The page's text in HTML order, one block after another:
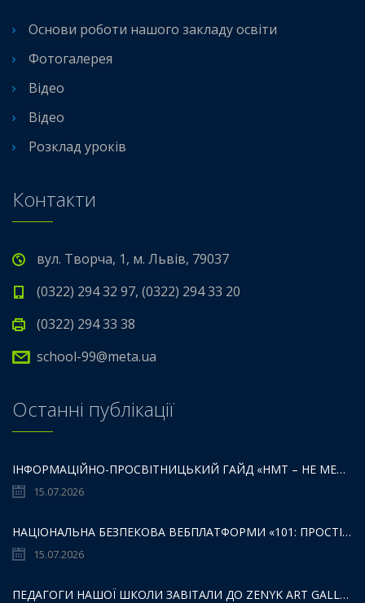
Основи роботи нашого закладу освіти
Фотогалерея
Відео
Відео
Розклад уроків
Контакти
вул. Творча, 1, м. Львів, 79037
(0322) 294 32 97, (0322) 294 33 20
(0322) 294 33 38
school-99@meta.ua
Останні публікації
ІНФОРМАЦІЙНО-ПРОСВІТНИЦЬКИЙ ГАЙД «НМТ – НЕ МЕЖА ТВОЇХ МОЖЛИВОСТЕЙ».
15.07.2026
НАЦІОНАЛЬНА БЕЗПЕКОВА ВЕБПЛАТФОРМИ «101: ПРОСТІР БЕЗПЕКИ ДЛЯ ДІТЕЙ,БАТЬКІВ ТА ОСВІТЯН»:
15.07.2026
ПЕДАГОГИ НАШОЇ ШКОЛИ ЗАВІТАЛИ ДО ZENYK ART GALLERY